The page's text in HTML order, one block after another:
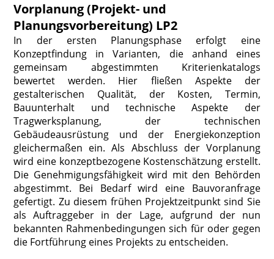
Vorplanung (Projekt- und
Planungsvorbereitung) LP2
In der ersten Planungsphase erfolgt eine
Konzeptfindung in Varianten, die anhand eines
gemeinsam abgestimmten Kriterienkatalogs
bewertet werden. Hier fließen Aspekte der
gestalterischen Qualität, der Kosten, Termin,
Bauunterhalt und technische Aspekte der
Tragwerksplanung, der technischen
Gebäudeausrüstung und der Energiekonzeption
gleichermaßen ein. Als Abschluss der Vorplanung
wird eine konzeptbezogene Kostenschätzung erstellt.
Die Genehmigungsfähigkeit wird mit den Behörden
abgestimmt. Bei Bedarf wird eine Bauvoranfrage
gefertigt. Zu diesem frühen Projektzeitpunkt sind Sie
als Auftraggeber in der Lage, aufgrund der nun
bekannten Rahmenbedingungen sich für oder gegen
die Fortführung eines Projekts zu entscheiden.